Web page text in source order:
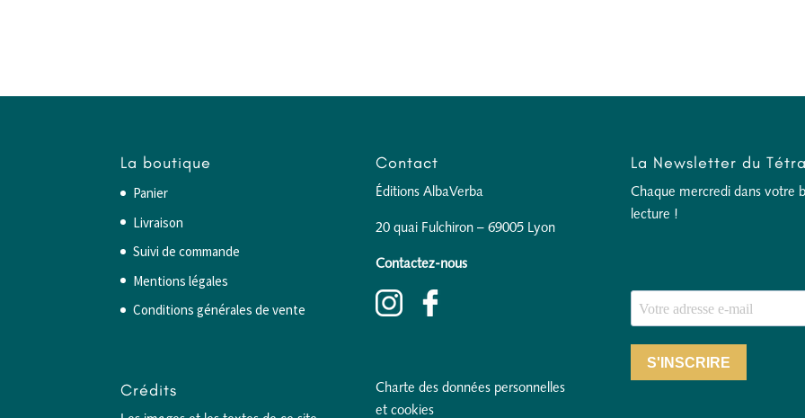
La boutique
Panier
Livraison
Suivi de commande
Mentions légales
Conditions générales de vente
Crédits
Contact
Éditions AlbaVerba
20 quai Fulchiron – 69005 Lyon
Contactez-nous
Charte des données personnelles
et cookies
La Newsletter du
Chaque mercredi dans votre
lecture !
S'INSCRIRE